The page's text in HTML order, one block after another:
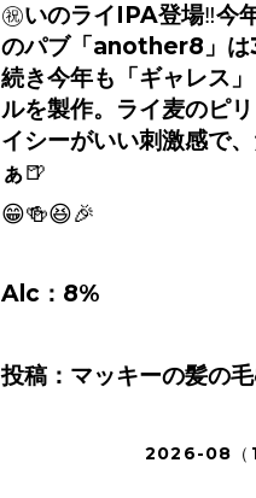
㊗️いのライIPA登場‼️今
のパブ「another8 」は
続き今年も「ギャレス
ルを製作。ライ麦のピ
イシーがいい刺激感で
ぁ🍺
😁🍻😆🎉
Alc ： 8%
投稿：マッキーの髪の毛
2026-08（1